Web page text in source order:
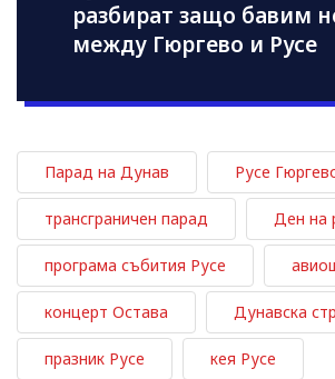
разбират защо бавим
между Гюргево и Русе
Парад на Дунав Русе
трансграничен парад Ден на
програма събития Русе
концерт Остава Дунавска
празник Русе кея Русе